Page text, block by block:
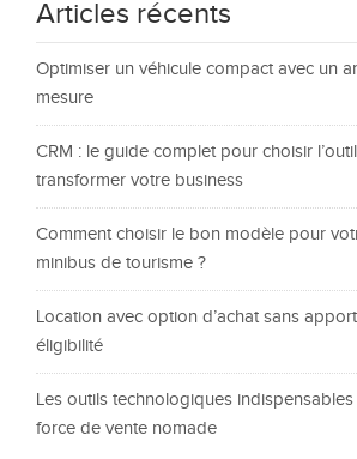
Articles récents
Optimiser un véhicule compact avec un
mesure
CRM : le guide complet pour choisir
transformer votre business
Comment choisir le bon modèle pour
minibus de tourisme ?
Location avec option d’achat sans
éligibilité
Les outils technologiques
force de vente nomade